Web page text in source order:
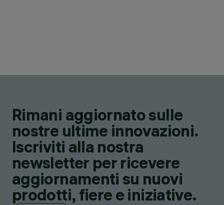
Rimani aggiornato sulle
nostre ultime innovazioni.
Iscriviti alla nostra
newsletter per ricevere
aggiornamenti su nuovi
prodotti, fiere e iniziative.